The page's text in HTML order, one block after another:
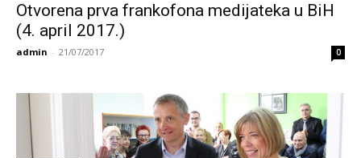
Otvorena prva frankofona medijateka u BiH
(4. april 2017.)
admin - 21/07/2017 0